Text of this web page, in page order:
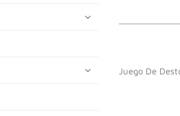
Juego De